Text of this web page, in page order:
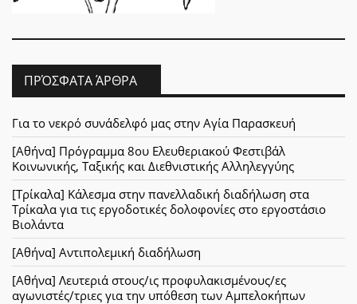
ΠΡΌΣΦΑΤΑ ΆΡΘΡΑ
Για το νεκρό συνάδελφό μας στην Αγία Παρασκευή
[Αθήνα] Πρόγραμμα 8ου Ελευθεριακού Φεστιβάλ
Κοινωνικής, Ταξικής και Διεθνιστικής Αλληλεγγύης
[Τρίκαλα] Κάλεσμα στην πανελλαδική διαδήλωση στα
Τρίκαλα για τις εργοδοτικές δολοφονίες στο εργοστάσιο
Βιολάντα
[Αθήνα] Αντιπολεμική διαδήλωση
[Αθήνα] Λευτεριά στους/ις προφυλακισμένους/ες
αγωνιστές/τριες για την υπόθεση των Αμπελοκήπων